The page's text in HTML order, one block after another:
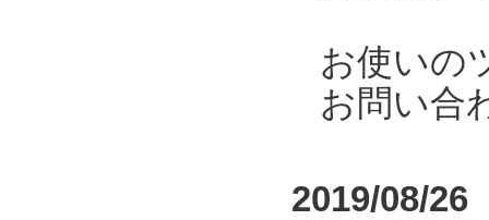
お使いの
お問い合
2019/08/26